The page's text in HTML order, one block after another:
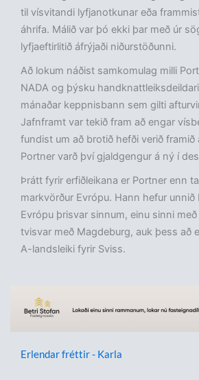
til vísvitandi lyfjanotkunar eða
áhrifa. Málið var þó ekki þar með úr
lyfjaeftirlitið áfrýjaði niðurstöðunni.
Að lokum náðist samkomulag milli
NADA og þýsku
mánaðar keppnisbann sem gilti
Jafnframt var tekið fram að engar
fundist um að brotið hefði verið framið
Portner varð því gjaldgengur á ný í
Þrátt fyrir erfiðleikana er Portner enn
markvörður Evrópu. Hann hefur unnið
Evrópu þrisvar sinnum, einu sinni
tvisvar með Magdeburg, auk þess að
A-landsleiki fyrir Sviss.
Erlendar fréttir - Karla